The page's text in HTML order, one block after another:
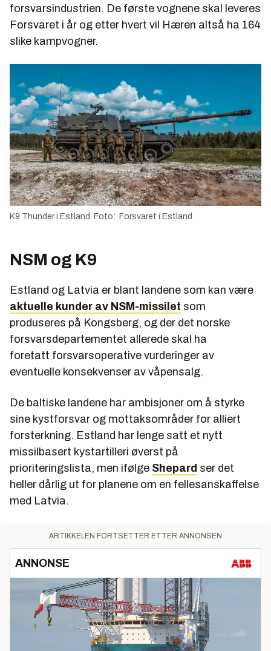
forsvarsindustrien. De første vognene skal leveres
Forsvaret i år og etter hvert vil Hæren altså ha 164
slike kampvogner.
K9 Thunder i Estland. Foto: Forsvaret i Estland
NSM og K9
Estland og Latvia er blant landene som kan være
aktuelle kunder av NSM-missilet som
produseres på Kongsberg, og der det norske
forsvarsdepartementet allerede skal ha
foretatt forsvarsoperative vurderinger av
eventuelle konsekvenser av våpensalg.
De baltiske landene har ambisjoner om å styrke
sine kystforsvar og mottaksområder for alliert
forsterkning. Estland har lenge satt et nytt
missilbasert kystartilleri øverst på
prioriteringslista, men ifølge Shepard ser det
heller dårlig ut for planene om en fellesanskaffelse
med Latvia.
ARTIKKELEN FORTSETTER ETTER ANNONSEN
ANNONSE